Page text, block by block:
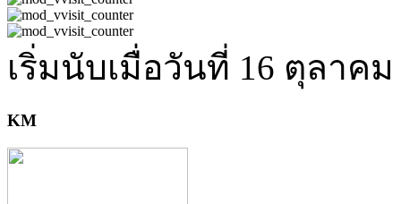
เริ่มนับเมื่อวันที่ 16 ตุลาคม
KM